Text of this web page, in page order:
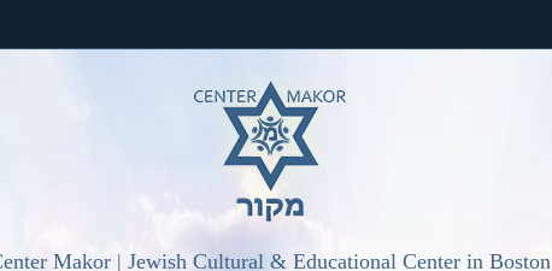
Makor | Jewish Cultural & Educational Center in Boston